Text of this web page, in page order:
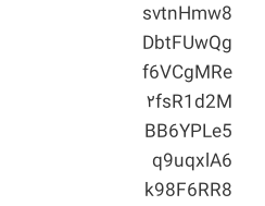
svtnHmw8
DbtFUwQg
f6VCgMRe
۲fsR1d2M
BB6YPLe5
q9uqxlA6
k98F6RR8